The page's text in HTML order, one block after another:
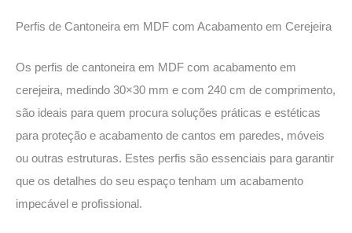
Perfis de Cantoneira em MDF com Acabamento em Cerejeira
Os perfis de cantoneira em MDF com acabamento em
cerejeira, medindo 30×30 mm e com 240 cm de comprimento,
são ideais para quem procura soluções práticas e estéticas
para proteção e acabamento de cantos em paredes, móveis
ou outras estruturas. Estes perfis são essenciais para garantir
que os detalhes do seu espaço tenham um acabamento
impecável e profissional.